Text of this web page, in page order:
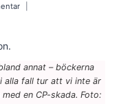
annat – böckerna
alla fall tur att vi inte är
en CP-skada. Foto: